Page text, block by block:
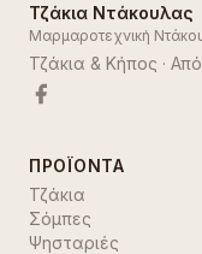
Τζάκια Ντάκουλας
Μαρμαροτεχνική
Τζάκια & Κήπος ·
ΠΡΟΪΌΝΤΑ
Τζάκια
Σόμπες
Ψησταριές